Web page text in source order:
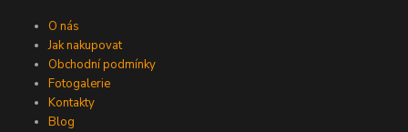
O nás
Jak nakupovat
Obchodní podmínky
Fotogalerie
Kontakty
Blog